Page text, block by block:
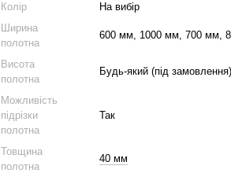
Колір
На вибір
Ширина
полотна
600 мм, 1000 мм, 700 мм,
Висота
полотна
Будь-який (під
Можливість
підрізки
полотна
Так
Товщина
полотна
40 мм